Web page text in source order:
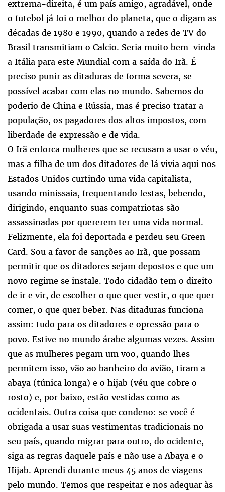
extrema-direita, é um país amigo, agradável, onde
o futebol já foi o melhor do planeta, que o digam as
décadas de 1980 e 1990, quando a redes de TV do
Brasil transmitiam o Calcio. Seria muito bem-vinda
a Itália para este Mundial com a saída do Irã. É
preciso punir as ditaduras de forma severa, se
possível acabar com elas no mundo. Sabemos do
poderio de China e Rússia, mas é preciso tratar a
população, os pagadores dos altos impostos, com
liberdade de expressão e de vida.
O Irã enforca mulheres que se recusam a usar o véu,
mas a filha de um dos ditadores de lá vivia aqui nos
Estados Unidos curtindo uma vida capitalista,
usando minissaia, frequentando festas, bebendo,
dirigindo, enquanto suas compatriotas são
assassinadas por quererem ter uma vida normal.
Felizmente, ela foi deportada e perdeu seu Green
Card. Sou a favor de sanções ao Irã, que possam
permitir que os ditadores sejam depostos e que um
novo regime se instale. Todo cidadão tem o direito
de ir e vir, de escolher o que quer vestir, o que quer
comer, o que quer beber. Nas ditaduras funciona
assim: tudo para os ditadores e opressão para o
povo. Estive no mundo árabe algumas vezes. Assim
que as mulheres pegam um voo, quando lhes
permitem isso, vão ao banheiro do avião, tiram a
abaya (túnica longa) e o hijab (véu que cobre o
rosto) e, por baixo, estão vestidas como as
ocidentais. Outra coisa que condeno: se você é
obrigada a usar suas vestimentas tradicionais no
seu país, quando migrar para outro, do ocidente,
siga as regras daquele país e não use a Abaya e o
Hijab. Aprendi durante meus 45 anos de viagens
pelo mundo. Temos que respeitar e nos adequar às